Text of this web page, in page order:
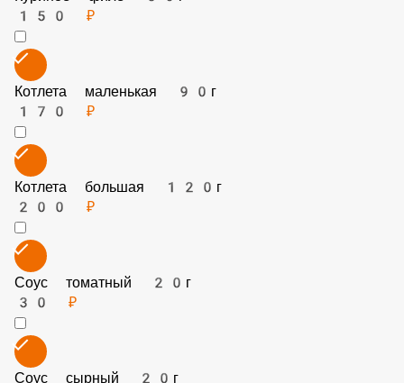
Куриное филе 80г
150 ₽
Котлета маленькая 90г
170 ₽
200 ₽